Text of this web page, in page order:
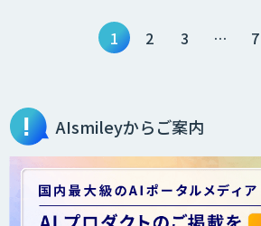
1 2 3 … 7
AIsmileyからご案内